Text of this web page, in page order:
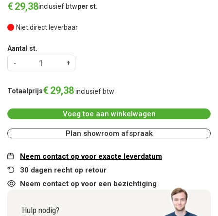
€ 29,38inclusief btwper st.
Niet direct leverbaar
Aantal st.
Totaalprijs€ 29,38inclusief btw
Voeg toe aan winkelwagen
Plan showroom afspraak
Neem contact op voor exacte leverdatum
30 dagen recht op retour
Neem contact op voor een bezichtiging
Hulp nodig?